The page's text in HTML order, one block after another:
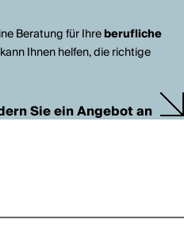
Beratung für Ihreberufliche
Ihnen helfen, die richtige
Sie ein Angebot an